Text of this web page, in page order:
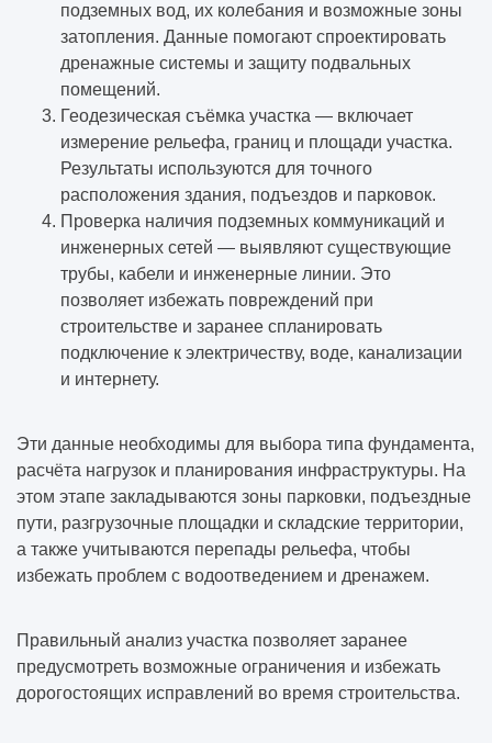
подземных вод, их колебания и возможные зоны
затопления. Данные помогают спроектировать
дренажные системы и защиту подвальных
помещений.
Геодезическая съёмка участка — включает
измерение рельефа, границ и площади участка.
Результаты используются для точного
расположения здания, подъездов и парковок.
Проверка наличия подземных коммуникаций и
инженерных сетей — выявляют существующие
трубы, кабели и инженерные линии. Это
позволяет избежать повреждений при
строительстве и заранее спланировать
подключение к электричеству, воде, канализации
и интернету.
Эти данные необходимы для выбора типа фундамента,
расчёта нагрузок и планирования инфраструктуры. На
этом этапе закладываются зоны парковки, подъездные
пути, разгрузочные площадки и складские территории,
а также учитываются перепады рельефа, чтобы
избежать проблем с водоотведением и дренажем.
Правильный анализ участка позволяет заранее
предусмотреть возможные ограничения и избежать
дорогостоящих исправлений во время строительства.